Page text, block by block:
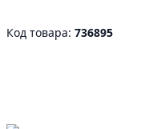
Код товара: 736895